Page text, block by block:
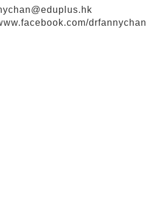
drfannychan